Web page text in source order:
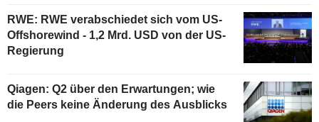
RWE: RWE verabschiedet sich vom US-
Offshorewind - 1,2 Mrd. USD von der US-
Regierung
Qiagen: Q2 über den Erwartungen; wie
die Peers keine Änderung des Ausblicks